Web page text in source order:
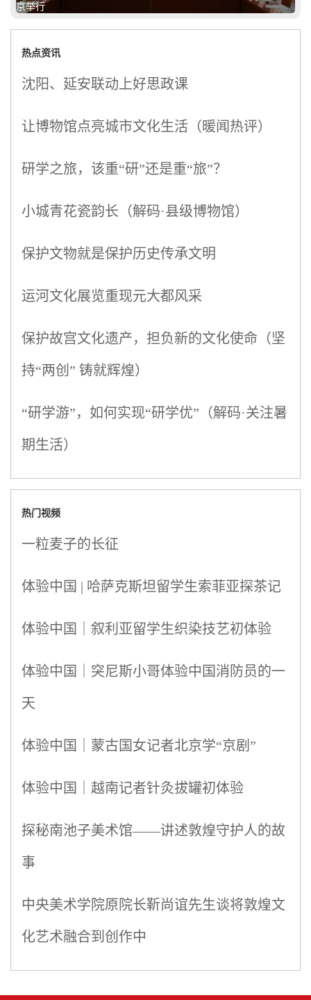
京举行
热点资讯
沈阳、延安联动上好思政课
让博物馆点亮城市文化生活（暖闻热评）
研学之旅，该重“研”还是重“旅”？
小城青花瓷韵长（解码·县级博物馆）
保护文物就是保护历史传承文明
运河文化展览重现元大都风采
保护故宫文化遗产，担负新的文化使命（坚
持“两创” 铸就辉煌）
“研学游”，如何实现“研学优”（解码·关注暑
期生活）
热门视频
一粒麦子的长征
体验中国 | 哈萨克斯坦留学生索菲亚探茶记
体验中国｜叙利亚留学生织染技艺初体验
体验中国｜突尼斯小哥体验中国消防员的一
天
体验中国｜蒙古国女记者北京学“京剧”
体验中国｜越南记者针灸拔罐初体验
探秘南池子美术馆——讲述敦煌守护人的故
事
中央美术学院原院长靳尚谊先生谈将敦煌文
化艺术融合到创作中